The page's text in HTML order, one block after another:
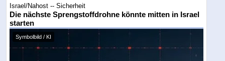
Israel/Nahost -- Sicherheit
Die nächste Sprengstoffdrohne könnte mitten in Israel
starten
Symbolbild / KI